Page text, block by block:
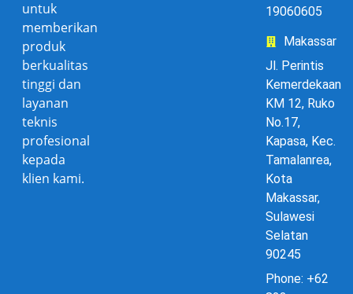
untuk
memberikan
produk
berkualitas
tinggi dan
layanan
teknis
profesional
kepada
klien kami.
19060605
Makassar
Jl. Perintis
Kemerdekaan
KM 12, Ruko
No.17,
Kapasa, Kec.
Tamalanrea,
Kota
Makassar,
Sulawesi
Selatan
90245
Phone: +62